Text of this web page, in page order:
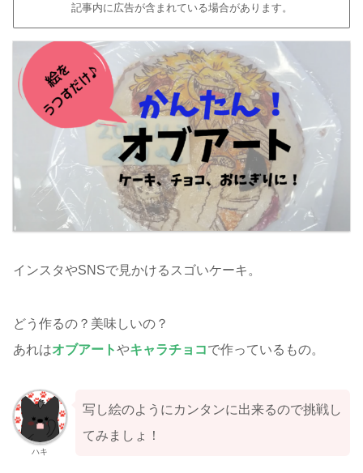
記事内に広告が含まれている場合があります。
インスタやSNSで見かけるスゴいケーキ。
どう作るの？美味しいの？
あれはオブアートやキャラチョコで作っているもの。
ハキ
写し絵のようにカンタンに出来るので挑戦し
てみましょ！